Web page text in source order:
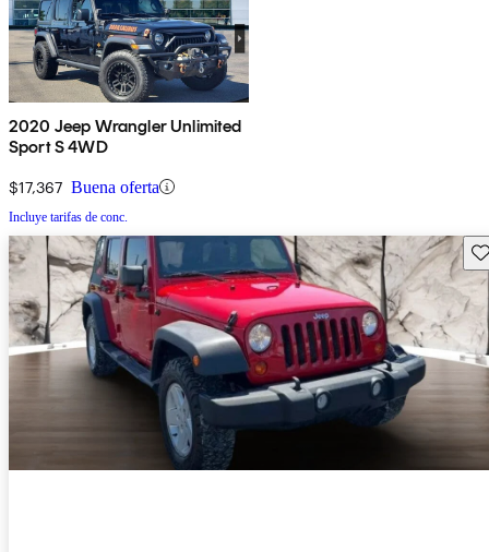
2020 Jeep Wrangler Unlimited
Sport S 4WD
$17,367 Buena oferta
Incluye tarifas de conc.